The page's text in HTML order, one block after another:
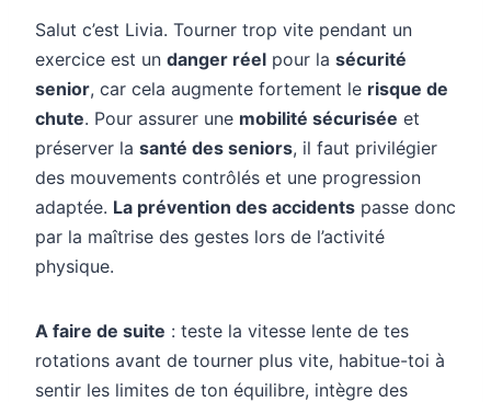
Salut c’est Livia. Tourner trop vite pendant un
exercice est un danger réel pour la sécurité
senior, car cela augmente fortement le risque de
chute. Pour assurer une mobilité sécurisée et
préserver la santé des seniors, il faut privilégier
des mouvements contrôlés et une progression
adaptée. La prévention des accidents passe donc
par la maîtrise des gestes lors de l’activité
physique.
A faire de suite : teste la vitesse lente de tes
rotations avant de tourner plus vite, habitue-toi à
sentir les limites de ton équilibre, intègre des